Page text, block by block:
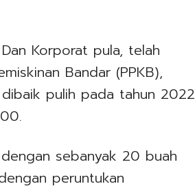
Korporat pula, telah
Bandar (PPKB),
pulih pada tahun 2022
sebanyak 20 buah
peruntukan